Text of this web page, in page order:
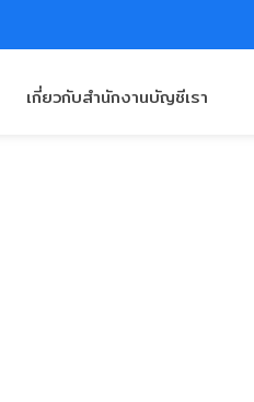
เกี่ยวกับสำนักงานบัญชีเรา